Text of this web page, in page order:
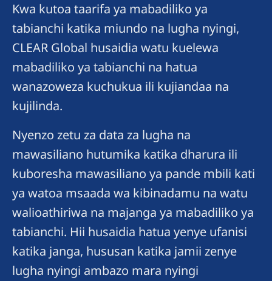
Kwa kutoa taarifa ya mabadiliko ya
tabianchi katika miundo na lugha nyingi,
CLEAR Global husaidia watu kuelewa
mabadiliko ya tabianchi na hatua
wanazoweza kuchukua ili kujiandaa na
kujilinda.
Nyenzo zetu za data za lugha na
mawasiliano hutumika katika dharura ili
kuboresha mawasiliano ya pande mbili kati
ya watoa msaada wa kibinadamu na watu
walioathiriwa na majanga ya mabadiliko ya
tabianchi. Hii husaidia hatua yenye ufanisi
katika janga, hususan katika jamii zenye
lugha nyingi ambazo mara nyingi